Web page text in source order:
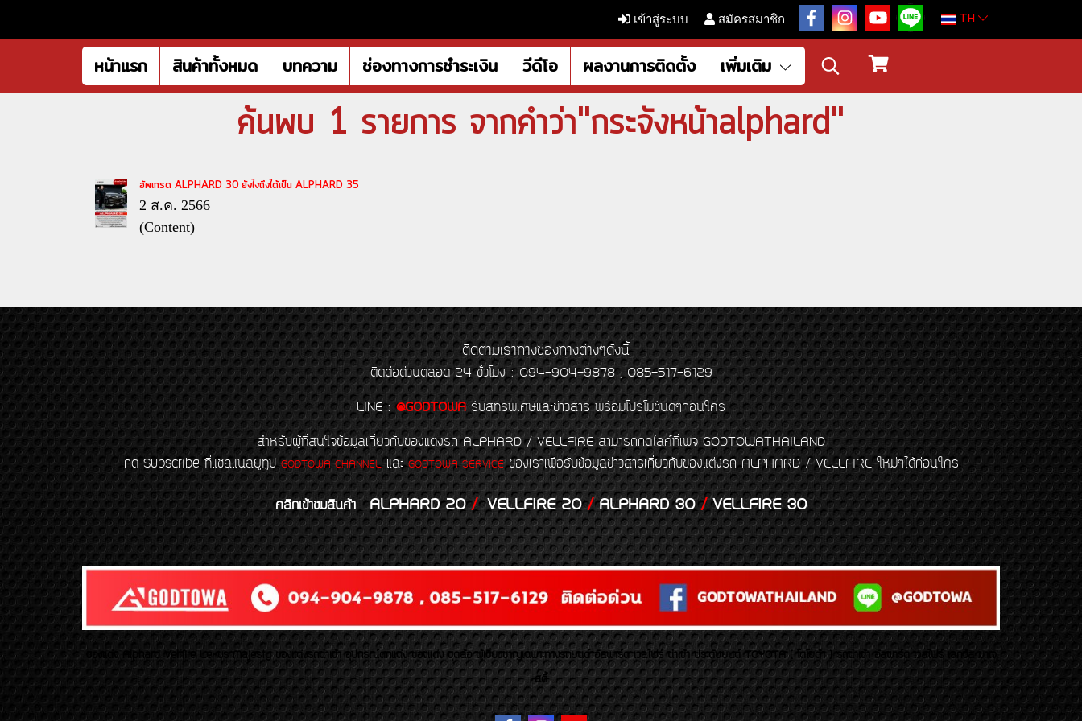
เข้าสู่ระบบ สมัครสมาชิก TH
หน้าแรก สินค้าทั้งหมด บทความ ช่องทางการชำระเงิน วีดีโอ ผลงานการติดตั้ง เพิ่มเติม
ค้นพบ 1 รายการ จากคำว่า"กระจังหน้าalphard"
อัพเกรด ALPHARD 30 ยังไงถึงได้เป็น ALPHARD 35
2 ส.ค. 2566
(Content)
ติดตามเราทางช่องทางต่างๆดังนี้
ติดต่อด่วนตลอด 24 ชั่วโมง : 094-904-9878 , 085-517-6129
LINE : @GODTOWA รับสิทธิพิเศษและข่าวสาร พร้อมโปรโมชั่นดีๆก่อนใคร
สำหรับผู้ที่สนใจข้อมูลเกี่ยวกับของแต่งรถ ALPHARD / VELLFIRE สามารถกดไลค์ที่เพจ GODTOWATHAILAND
กด Subscribe ที่แชลแนลยูทูปGODTOWA CHANNELและGODTOWA SERVICEของเราเพื่อรับข้อมูลข่าวสารเกี่ยวกับของแต่งรถ ALPHARD / VELLFIRE ใหม่ๆได้ก่อนใคร
คลิกเข้าชมสินค้า ALPHARD 20/VELLFIRE 20/ALPHARD 30/VELLFIRE 30
ของเเต่ง Alphard Vellfire Lexus Majesty ของเเต่งรถนำเข้า อุปกรณ์ตกแต่ง ของแต่ง ชุดล้อ ผู้เชี่ยวชาญเฉพาะทางรถยนต์ อัลพาร์ด เวลไฟร์ นำเข้า ประดับยนต์ TOYOTA ( โตโยต้า ) รถนำเข้า อัลพาร์ด เวลไฟร์ เลกซัส มาเจ
สตี้